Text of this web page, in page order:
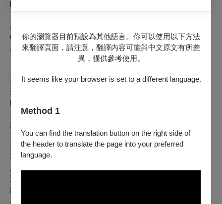
你的瀏覽器目前預設為其他語言。你可以使用以下方法
來翻譯頁面，請注意，翻譯內容可能與中文原文有所差
異，僅供參考使用。
It seems like your browser is set to a different language.
Method 1
You can find the translation button on the right side of
the header to translate the page into your preferred
language.
票券入場聯，票價旁的英文代號C為現金付款，ATM為ATM轉
帳，V／M／J／AE／AP／GP為刷卡付款，B為向主辦單位購
票票券。
如購票時使用文化幣或點數折抵，退票時，系統將退還折抵之
全額文化幣，並於扣除退票手續費後，優先退還點數，再將剩
餘款項退回。特別提醒，如退票時（含換、補票及因節目異動
之退票），抵用之文化幣、點數已逾使用效期，OPENTIX將
無法以任何形式進行返還、展延。
退票以票面金額為計算標準，取票所產生之郵寄費、超商服務
費，退票寄回郵資、選擇ATM轉帳付款產生之轉帳手續費等均
不屬於退票費用計算內。
退票成功後會收到Email通知，你亦可登入OPENTIX訂單紀
錄，查詢訂單狀態。
刷卡購票將退票至原購票信用卡，約7-10個工作日可向發卡行